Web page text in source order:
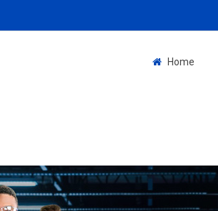
Home